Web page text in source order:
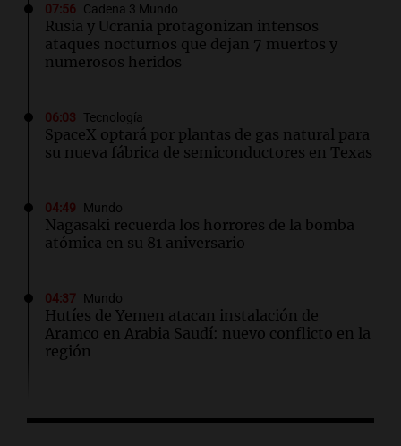
07:56 Cadena 3 Mundo
Rusia y Ucrania protagonizan intensos
ataques nocturnos que dejan 7 muertos y
numerosos heridos
06:03 Tecnología
SpaceX optará por plantas de gas natural para
su nueva fábrica de semiconductores en Texas
04:49 Mundo
Nagasaki recuerda los horrores de la bomba
atómica en su 81 aniversario
04:37 Mundo
Hutíes de Yemen atacan instalación de
Aramco en Arabia Saudí: nuevo conflicto en la
región
Incendios forestales en Indonesia: se